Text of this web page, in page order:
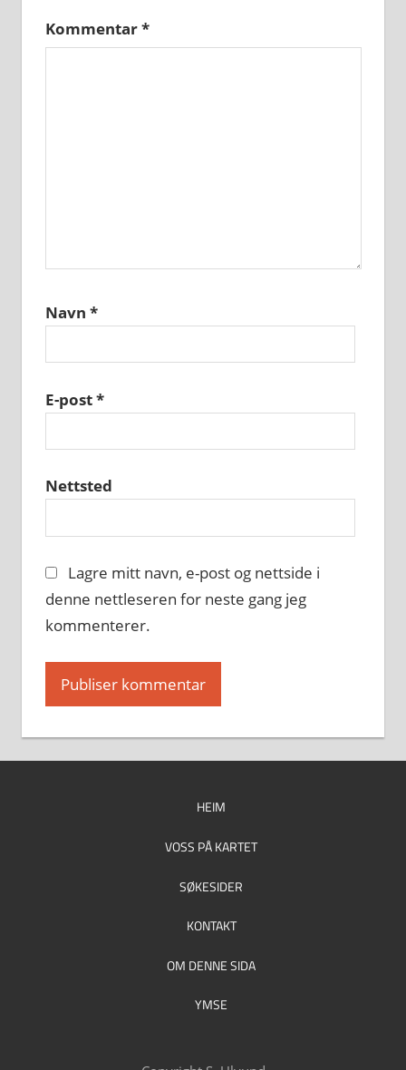
Kommentar*
Navn *
E-post*
Nettsted
Lagre mitt navn, e-post og nettside i
denne nettleseren for neste gang jeg
kommenterer.
HEIM
VOSS PÅ KARTET
SØKESIDER
KONTAKT
OM DENNE SIDA
YMSE